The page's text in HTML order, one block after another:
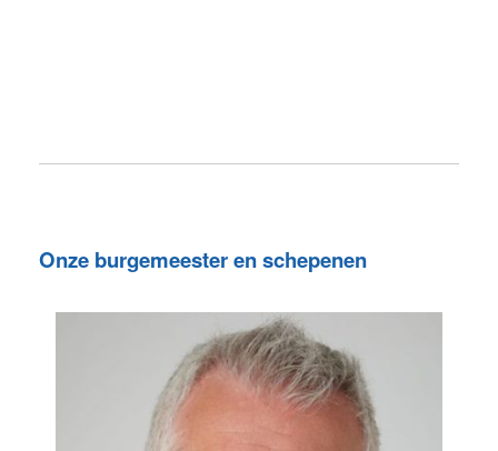
Onze burgemeester en schepenen